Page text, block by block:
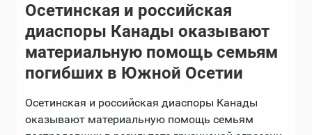
Осетинская и российская
диаспоры Канады оказывают
материальную помощь семьям
погибших в Южной Осетии
Осетинская и российская диаспоры Канады
оказывают материальную помощь семьям